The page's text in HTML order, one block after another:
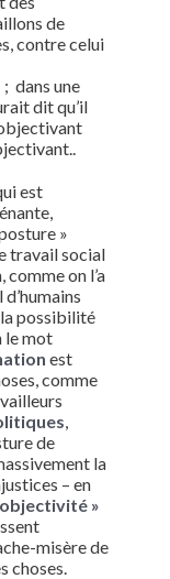
de
contre celui
dans une
dit qu’il
est
»
travail social
on l’a
possibilité
le mot
est
comme
de
la
– en
»
misère de
choses.